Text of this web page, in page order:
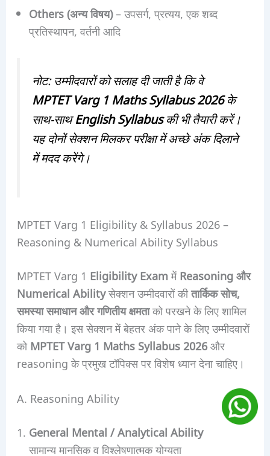
Others (अन्य विषय)– उपसर्ग, प्रत्यय, एक शब्द
प्रतिस्थापन, वर्तनी आदि
नोट: उम्मीदवारों को सलाह दी जाती है कि वे
MPTET Varg 1 Maths Syllabus 2026के
साथ-साथEnglish Syllabusकी भी तैयारी करें।
यह दोनों सेक्शन मिलकर परीक्षा में अच्छे अंक दिलाने
में मदद करेंगे।
MPTET Varg 1 Eligibility & Syllabus 2026 –
Reasoning & Numerical Ability Syllabus
MPTET Varg 1 Eligibility ExamमेंReasoning और
Numerical Abilityसेक्शन उम्मीदवारों कीतार्किक सोच,
समस्या समाधान और गणितीय क्षमताको परखने के लिए शामिल
किया गया है। इस सेक्शन में बेहतर अंक पाने के लिए उम्मीदवारों
कोMPTET Varg 1 Maths Syllabus 2026और
reasoning के प्रमुख टॉपिक्स पर विशेष ध्यान देना चाहिए।
A. Reasoning Ability
General Mental / Analytical Ability
सामान्य मानसिक व विश्लेषणात्मक योग्यता